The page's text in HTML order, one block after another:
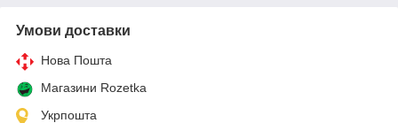
Умови доставки
Нова Пошта
Магазини Rozetka
Укрпошта